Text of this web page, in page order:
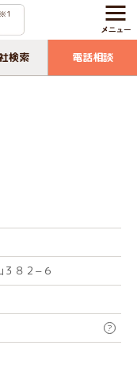
※1
検索 電話相談
３８２−６
?